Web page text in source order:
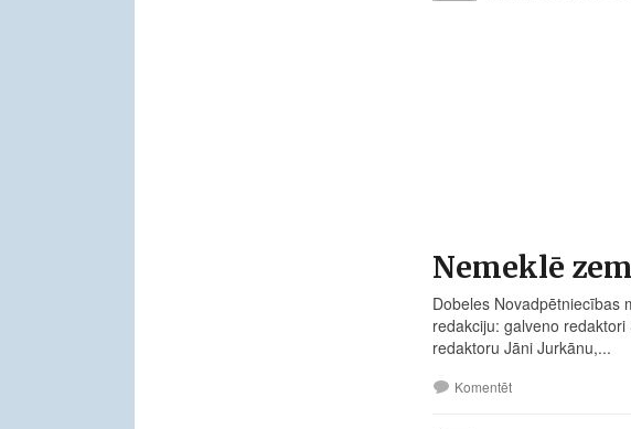
Nemeklē
Dobeles Novadpētniecības
redakciju: galveno
redaktoru Jāni Jurkānu,...
Komentēt